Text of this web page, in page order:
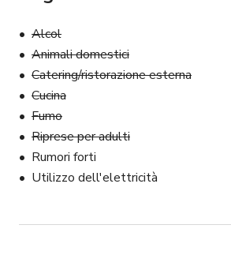
Alcol
Animali domestici
Catering/ristorazione esterna
Cucina
Fumo
Riprese per adulti
Rumori forti
Utilizzo dell'elettricità